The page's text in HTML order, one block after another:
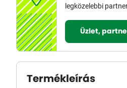
legközelebbi
Üzlet,
Termékleírás